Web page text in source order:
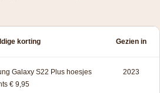
korting Gezien in
Galaxy S22 Plus hoesjes
€ 9,95
2023